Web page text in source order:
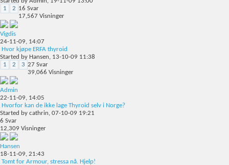
1
2 16 Svar
17,567 Visninger
Vigdis
24-11-09, 14:07
Hvor kjøpe ERFA thyroid
Started by Hansen, 13-10-09 11:38
1
2 3 27 Svar
39,066 Visninger
Admin
22-11-09, 14:05
Hvorfor kan de ikke lage Thyroid selv i Norge?
Started by cathrin, 07-10-09 19:21
6 Svar
12,309 Visninger
Hansen
18-11-09, 21:43
Tomt for Armour, stressa nå. Hjelp!